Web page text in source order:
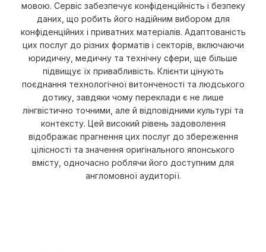
мовою. Сервіс забезпечує конфіденційність і безпеку
даних, що робить його надійним вибором для
конфіденційних і приватних матеріалів. Адаптованість
цих послуг до різних форматів і секторів, включаючи
юридичну, медичну та технічну сфери, ще більше
підвищує їх привабливість. Клієнти цінують
поєднання технологічної витонченості та людського
дотику, завдяки чому переклади є не лише
лінгвістично точними, але й відповідними культурі та
контексту. Цей високий рівень задоволення
відображає прагнення цих послуг до збереження
цілісності та значення оригінального японського
вмісту, одночасно роблячи його доступним для
англомовної аудиторії.